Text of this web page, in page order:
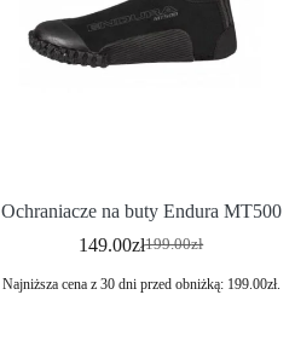
Ochraniacze na buty Endura MT500
199.00zł
149.00zł
Najniższa cena z 30 dni przed obniżką: 199.00zł.